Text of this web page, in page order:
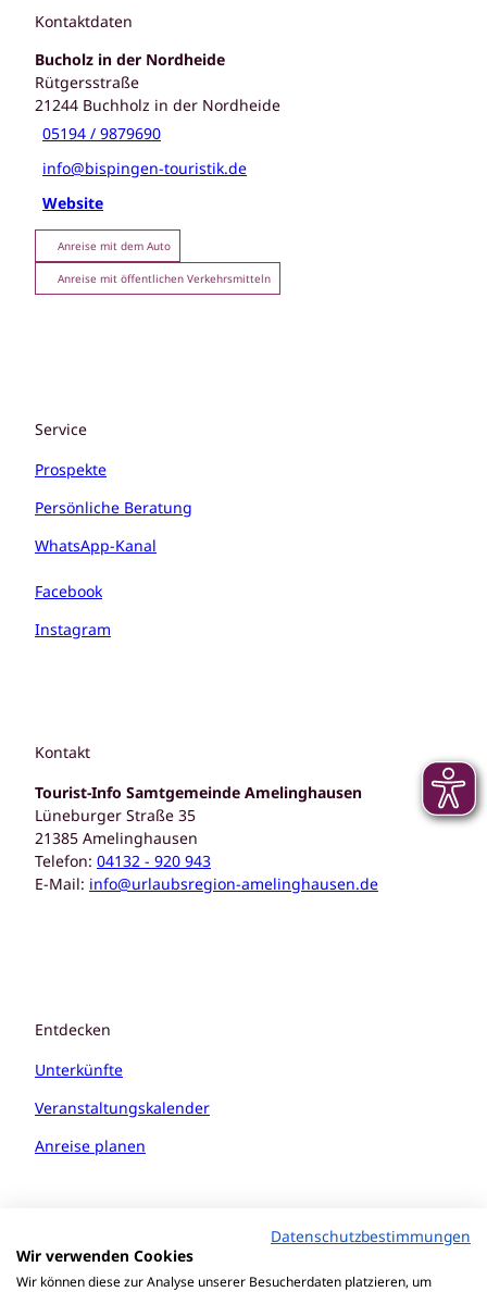
Kontaktdaten
Bucholz in der Nordheide
Rütgersstraße
21244 Buchholz in der Nordheide
05194 / 9879690
info@bispingen-touristik.de
Website
Anreise mit dem Auto
Anreise mit öffentlichen Verkehrsmitteln
Service
Prospekte
Persönliche Beratung
WhatsApp-Kanal
Facebook
Instagram
Kontakt
Tourist-Info Samtgemeinde Amelinghausen
Lüneburger Straße 35
21385 Amelinghausen
Telefon: 04132 - 920 943
E-Mail: info@urlaubsregion-amelinghausen.de
Entdecken
Unterkünfte
Veranstaltungskalender
Anreise planen
Datenschutzbestimmungen
Wir verwenden Cookies
Wir können diese zur Analyse unserer Besucherdaten platzieren, um